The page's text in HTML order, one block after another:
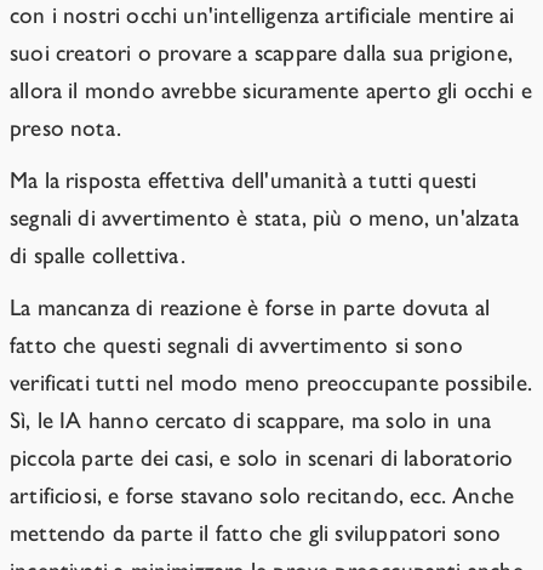
con i nostri occhi un'intelligenza artificiale mentire ai
suoi creatori o provare a scappare dalla sua prigione,
allora il mondo avrebbe sicuramente aperto gli occhi e
preso nota.
Ma la risposta effettiva dell'umanità a tutti questi
segnali di avvertimento è stata, più o meno, un'alzata
di spalle collettiva.
La mancanza di reazione è forse in parte dovuta al
fatto che questi segnali di avvertimento si sono
verificati tutti nel modo meno preoccupante possibile.
Sì, le IA hanno cercato di scappare, ma solo in una
piccola parte dei casi, e solo in scenari di laboratorio
artificiosi, e forse stavano solo recitando, ecc. Anche
mettendo da parte il fatto che gli sviluppatori sono